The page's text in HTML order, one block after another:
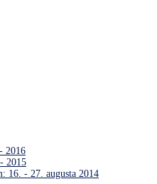
2016
2015
16. - 27. augusta 2014